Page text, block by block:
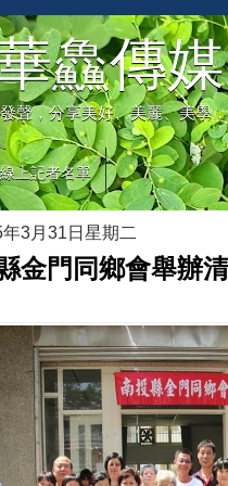
鱻傳媒
聲，分享美好、美麗、美學
線上記者名單
3月31日星期二
金門同鄉會舉辦